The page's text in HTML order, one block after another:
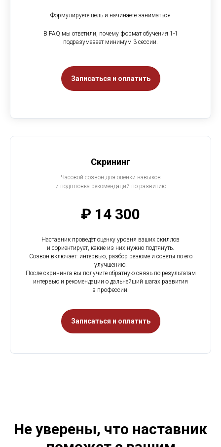
Формулируете цель и начинаете заниматься
В FAQ мы ответили, почему формат обучения 1-1
подразумевает минимум 3 сессии.
Записаться и оплатить
Скрининг
Часовой созвон для оценки навыков
и подготовка рекомендаций по развитию
₽ 14 300
Наставник проведёт оценку уровня ваших скиллов
и сориентирует, какие из них нужно подтянуть.
Созвон включает: интервью, разбор резюме и советы по его
улучшению.
После скрининга вы получите обратную связь по результатам
интервью и рекомендации о дальнейший шагах развития
в профессии.
Записаться и оплатить
Не уверены, что наставник